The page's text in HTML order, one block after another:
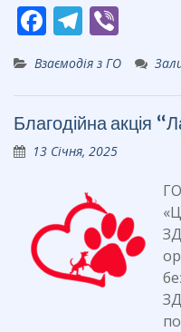
F
e
b
o
o
T
el
e
gr
a
m
b
er
Взаємодія з ГО
Благодійна акція
13 Січня, 2025